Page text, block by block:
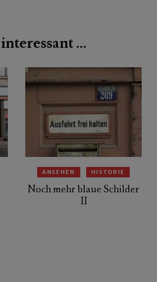
…
ANSEHEN HISTORIE
Noch mehr blaue Schilder
II